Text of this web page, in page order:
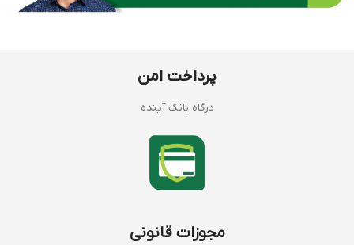
پرداخت امن
درگاه بانک آینده
مجوزات قانونی